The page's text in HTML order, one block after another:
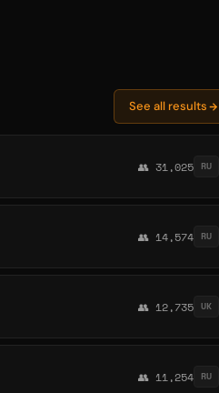
See all results
👥 31,025 RU
👥 14,574 RU
👥 12,735 UK
👥 11,254 RU